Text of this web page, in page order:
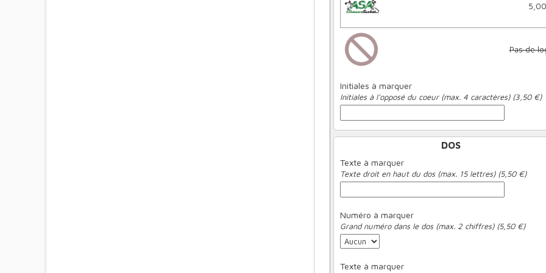
Pas de
Initiales à marquer
Initiales à l'opposé du coeur (max. 4 caractères) (3,50 €)
DOS
Texte à marquer
Texte droit en haut du dos (max. 15 lettres) (5,50 €)
Numéro à marquer
Grand numéro dans le dos (max. 2 chiffres) (5,50 €)
Texte à marquer